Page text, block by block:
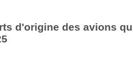
d'origine des avions